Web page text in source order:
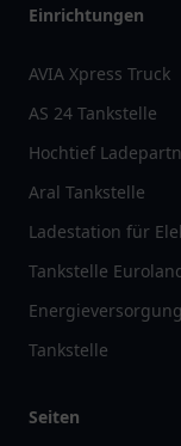
Einrichtungen
AVIA Xpress Truck
AS 24 Tankstelle
Hochtief
Aral Tankstelle
Ladestation für
Tankstelle
Tankstelle
Seiten